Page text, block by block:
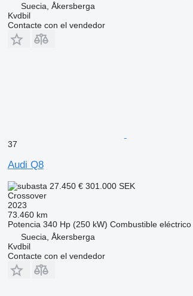
Suecia, Åkersberga
Kvdbil
Contacte con el vendedor
37
Audi Q8
27.450 € 301.000 SEK
Crossover
2023
73.460 km
Potencia 340 Hp (250 kW) Combustible eléctrico
Suecia, Åkersberga
Kvdbil
Contacte con el vendedor